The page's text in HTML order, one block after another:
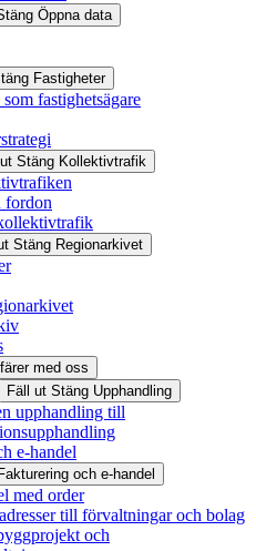
Öppna data
Fastigheter
fastighetsägare
Stäng Kollektivtrafik
fordon
Stäng Regionarkivet
med oss
Fäll ut Stäng Upphandling
upphandling till
e-handel
Fakturering och e-handel
med order
till förvaltningar och bolag
och